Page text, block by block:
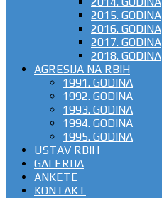
2015. GODINA
2016. GODINA
2017. GODINA
2018. GODINA
AGRESIJA NA RBIH
1991. GODINA
1992. GODINA
1993. GODINA
1994. GODINA
1995. GODINA
USTAV RBIH
GALERIJA
ANKETE
KONTAKT